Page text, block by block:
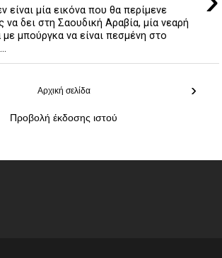
είναι μία εικόνα που θα περίμενε
να δει στη Σαουδική Αραβία, μία νεαρή
με μπούργκα να είναι πεσμένη στο
›
Αρχική σελίδα
Προβολή έκδοσης ιστού